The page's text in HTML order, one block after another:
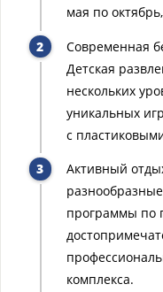
мая по
Современная
Детская
нескольких
уникальных
с
Активный
программы по
комплекса.